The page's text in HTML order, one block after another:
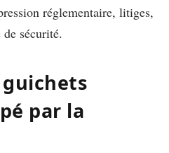
réglementaire, litiges,
sécurité.
par la